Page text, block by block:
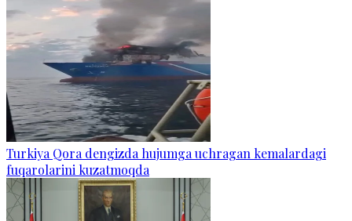
Turkiya Qora dengizda hujumga uchragan kemalardagi
fuqarolarini kuzatmoqda